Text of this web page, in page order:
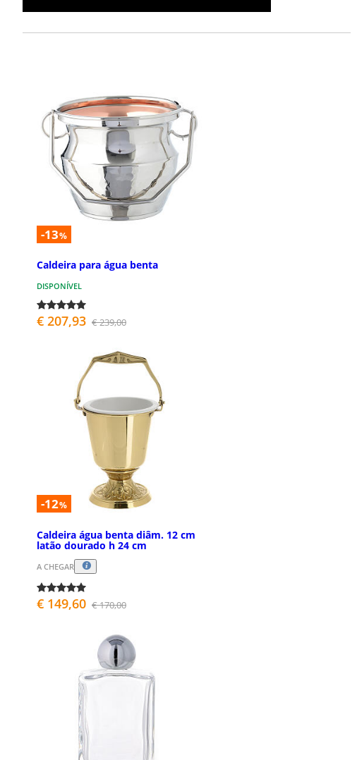
-13%
Caldeira para água benta
DISPONÍVEL
€ 207,93 € 239,00
-12%
Caldeira água benta diâm. 12 cm
latão dourado h 24 cm
A CHEGAR
€ 149,60 € 170,00